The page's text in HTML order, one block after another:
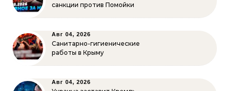
санкции против Помойки
Авг 04, 2026
Санитарно-гигиенические
работы в Крыму
Авг 04, 2026